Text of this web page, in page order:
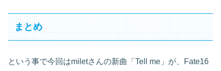
まとめ
という事で今回はmiletさんの新曲「Tell me」が、Fate16